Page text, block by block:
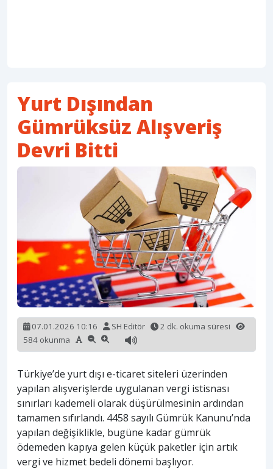
Yurt Dışından
Gümrüksüz Alışveriş
Devri Bitti
07.01.2026 10:16 SH Editör
2 dk. okuma süresi
584 okunma
Türkiye’de yurt dışı e-ticaret siteleri üzerinden
yapılan alışverişlerde uygulanan vergi istisnası
sınırları kademeli olarak düşürülmesinin ardından
tamamen sıfırlandı. 4458 sayılı Gümrük Kanunu’nda
yapılan değişiklikle, bugüne kadar gümrük
ödemeden kapıya gelen küçük paketler için artık
vergi ve hizmet bedeli dönemi başlıyor.